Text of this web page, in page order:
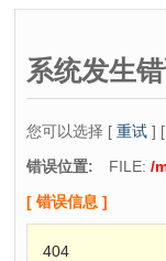
系统发生
您可以选择 [ 重试 ] [
错误位置: FILE: /
[ 错误信息 ]
404